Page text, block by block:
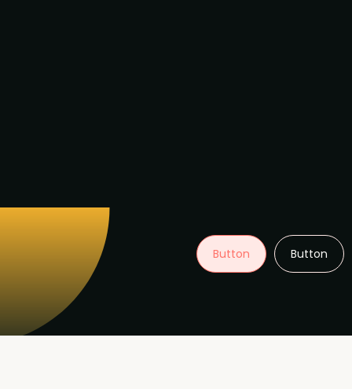
Button Button